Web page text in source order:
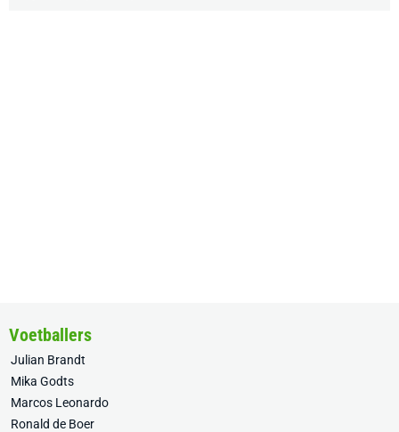
Voetballers
Julian Brandt
Mika Godts
Marcos Leonardo
Ronald de Boer